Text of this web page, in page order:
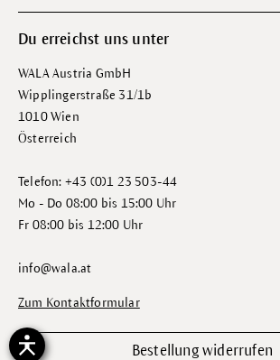
Du erreichst uns unter
WALA Austria GmbH
Wipplingerstraße 31/1b
1010 Wien
Österreich
Telefon: +43 (0)1 23 503-44
Mo - Do 08:00 bis 15:00 Uhr
Fr 08:00 bis 12:00 Uhr
info@wala.at
Zum Kontaktformular
Bestellung widerrufen